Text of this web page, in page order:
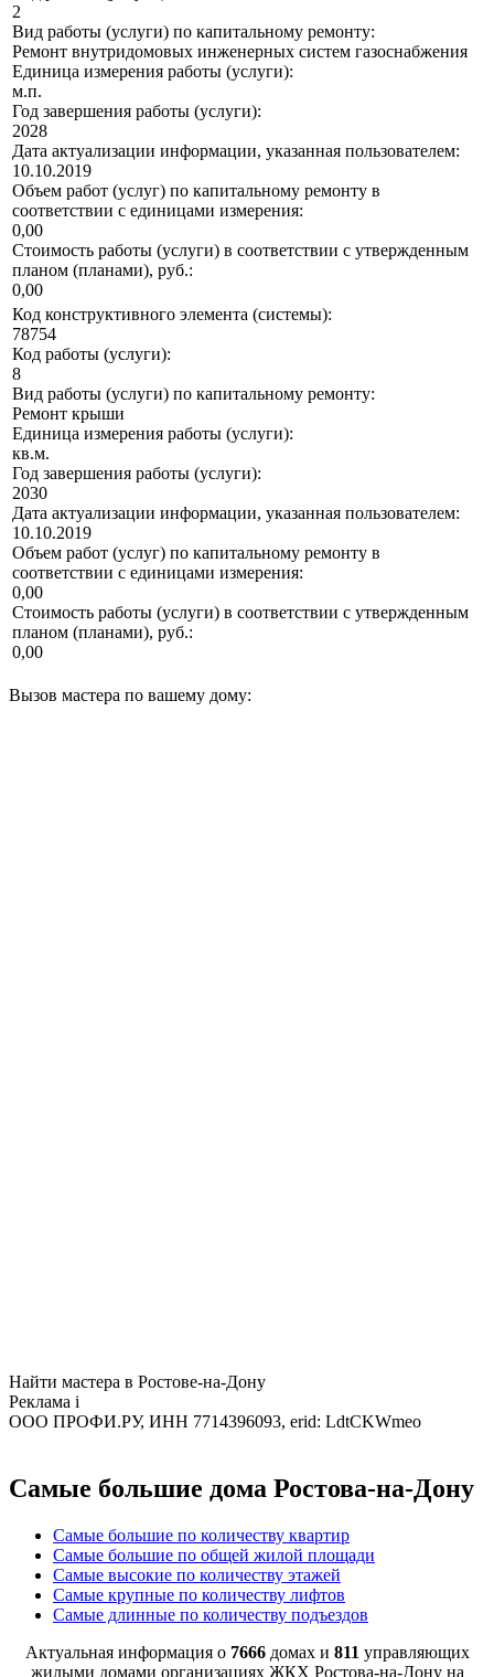
2
Вид работы (услуги) по капитальному ремонту:
Ремонт внутридомовых инженерных систем газоснабжения
Единица измерения работы (услуги):
м.п.
Год завершения работы (услуги):
2028
Дата актуализации информации, указанная пользователем:
10.10.2019
Объем работ (услуг) по капитальному ремонту в
соответствии с единицами измерения:
0,00
Стоимость работы (услуги) в соответствии с утвержденным
планом (планами), руб.:
0,00
Код конструктивного элемента (системы):
78754
Код работы (услуги):
8
Вид работы (услуги) по капитальному ремонту:
Ремонт крыши
Единица измерения работы (услуги):
кв.м.
Год завершения работы (услуги):
2030
Дата актуализации информации, указанная пользователем:
10.10.2019
Объем работ (услуг) по капитальному ремонту в
соответствии с единицами измерения:
0,00
Стоимость работы (услуги) в соответствии с утвержденным
планом (планами), руб.:
0,00
Вызов мастера по вашему дому:
Найти мастера в Ростове-на-Дону
Реклама i
ООО ПРОФИ.РУ, ИНН 7714396093, erid: LdtCKWmeo
Самые большие дома Ростова-на-Дону
Самые большие по количеству квартир
Самые большие по общей жилой площади
Самые высокие по количеству этажей
Самые крупные по количеству лифтов
Самые длинные по количеству подъездов
Актуальная информация о 7666 домах и 811 управляющих
жилыми домами организациях ЖКХ Ростова-на-Дону на